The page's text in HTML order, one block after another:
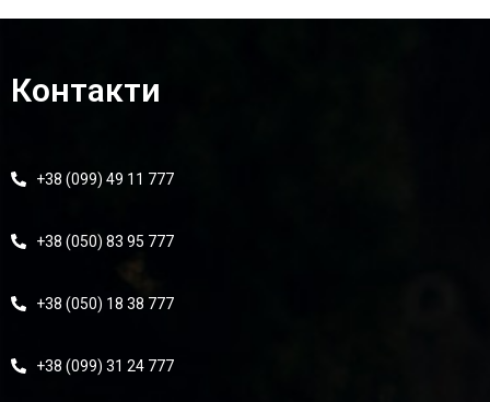
Контакти
+38 (099) 49 11 777
+38 (050) 83 95 777
+38 (050) 18 38 777
+38 (099) 31 24 777